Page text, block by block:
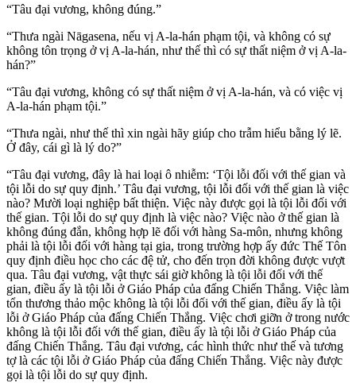
“Tâu đại vương, không đúng.”
“Thưa ngài Nāgasena, nếu vị A-la-hán phạm tội, và không có sự
không tôn trọng ở vị A-la-hán, như thế thì có sự thất niệm ở vị A-la-
hán?”
“Tâu đại vương, không có sự thất niệm ở vị A-la-hán, và có việc vị
A-la-hán phạm tội.”
“Thưa ngài, như thế thì xin ngài hãy giúp cho trẫm hiểu bằng lý lẽ.
Ở đây, cái gì là lý do?”
“Tâu đại vương, đây là hai loại ô nhiễm: ‘Tội lỗi đối với thế gian và
tội lỗi do sự quy định.’ Tâu đại vương, tội lỗi đối với thế gian là việc
nào? Mười loại nghiệp bất thiện. Việc này được gọi là tội lỗi đối với
thế gian. Tội lỗi do sự quy định là việc nào? Việc nào ở thế gian là
không đúng đắn, không hợp lẽ đối với hàng Sa-môn, nhưng không
phải là tội lỗi đối với hàng tại gia, trong trường hợp ấy đức Thế Tôn
quy định điều học cho các đệ tử, cho đến trọn đời không được vượt
qua. Tâu đại vương, vật thực sái giờ không là tội lỗi đối với thế
gian, điều ấy là tội lỗi ở Giáo Pháp của đấng Chiến Thắng. Việc làm
tổn thương thảo mộc không là tội lỗi đối với thế gian, điều ấy là tội
lỗi ở Giáo Pháp của đấng Chiến Thắng. Việc chơi giỡn ở trong nước
không là tội lỗi đối với thế gian, điều ấy là tội lỗi ở Giáo Pháp của
đấng Chiến Thắng. Tâu đại vương, các hình thức như thế và tương
tợ là các tội lỗi ở Giáo Pháp của đấng Chiến Thắng. Việc này được
gọi là tội lỗi do sự quy định.